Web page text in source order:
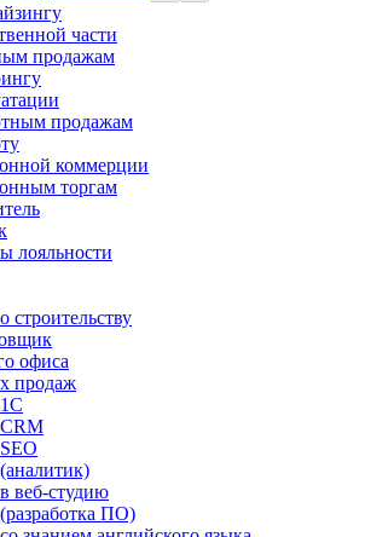
части
продажам
продажам
коммерции
торгам
лояльности
строительству
офиса
продаж
веб-студию
ПО)